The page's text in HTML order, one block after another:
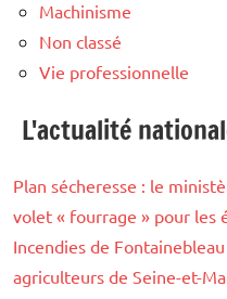
Machinisme
Non classé
Vie professionnelle
L'actualité
Plan sécheresse : le
volet « fourrage » pour les
Incendies de
agriculteurs de Seine-et-